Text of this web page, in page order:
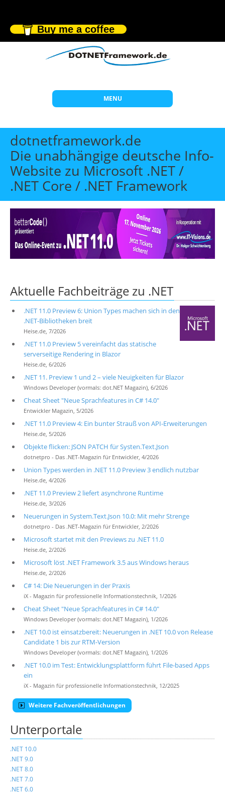
Buy me a coffee
MENU
Start
Themen
Beratung
Individuelle Schulungen
Offene Seminare
Wissen
Über uns
Suche
dotnetframework.de
Die unabhängige deutsche Info-
Website zu Microsoft .NET /
.NET Core / .NET Framework
Aktuelle Fachbeiträge zu .NET
.NET 11.0 Preview 6: Union Types machen sich in den
.NET-Bibliotheken breit
Heise.de, 7/2026
.NET 11.0 Preview 5 vereinfacht das statische
serverseitige Rendering in Blazor
Heise.de, 6/2026
.NET 11. Preview 1 und 2 – viele Neuigkeiten für Blazor
Windows Developer (vormals: dot.NET Magazin), 6/2026
Cheat Sheet "Neue Sprachfeatures in C# 14.0"
Entwickler Magazin, 5/2026
.NET 11.0 Preview 4: Ein bunter Strauß von API-Erweiterungen
Heise.de, 5/2026
Objekte flicken: JSON PATCH für Systen.Text.Json
dotnetpro - Das .NET-Magazin für Entwickler, 4/2026
Union Types werden in .NET 11.0 Preview 3 endlich nutzbar
Heise.de, 4/2026
.NET 11.0 Preview 2 liefert asynchrone Runtime
Heise.de, 3/2026
Neuerungen in System.Text.Json 10.0: Mit mehr Strenge
dotnetpro - Das .NET-Magazin für Entwickler, 2/2026
Microsoft startet mit den Previews zu .NET 11.0
Heise.de, 2/2026
Microsoft löst .NET Framework 3.5 aus Windows heraus
Heise.de, 2/2026
C# 14: Die Neuerungen in der Praxis
iX - Magazin für professionelle Informationstechnik, 1/2026
Cheat Sheet "Neue Sprachfeatures in C# 14.0"
Windows Developer (vormals: dot.NET Magazin), 1/2026
.NET 10.0 ist einsatzbereit: Neuerungen in .NET 10.0 von Release
Candidate 1 bis zur RTM-Version
Windows Developer (vormals: dot.NET Magazin), 1/2026
.NET 10.0 im Test: Entwicklungsplattform führt File-based Apps
ein
iX - Magazin für professionelle Informationstechnik, 12/2025
Weitere Fachveröffentlichungen
Unterportale
.NET 10.0
.NET 9.0
.NET 8.0
.NET 7.0
.NET 6.0